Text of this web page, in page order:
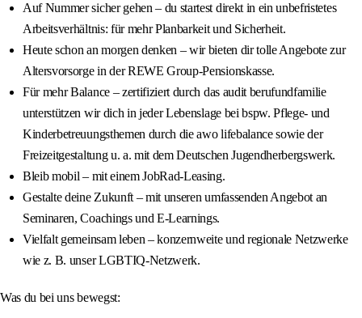
Auf Nummer sicher gehen – du startest direkt in ein unbefristetes
Arbeitsverhältnis: für mehr Planbarkeit und Sicherheit.
Heute schon an morgen denken – wir bieten dir tolle Angebote zur
Altersvorsorge in der REWE Group-Pensionskasse.
Für mehr Balance – zertifiziert durch das audit berufundfamilie
unterstützen wir dich in jeder Lebenslage bei bspw. Pflege- und
Kinderbetreuungsthemen durch die awo lifebalance sowie der
Freizeitgestaltung u. a. mit dem Deutschen Jugendherbergswerk.
Bleib mobil – mit einem JobRad-Leasing.
Gestalte deine Zukunft – mit unseren umfassenden Angebot an
Seminaren, Coachings und E-Learnings.
Vielfalt gemeinsam leben – konzernweite und regionale Netzwerke
wie z. B. unser LGBTIQ-Netzwerk.
Was du bei uns bewegst: